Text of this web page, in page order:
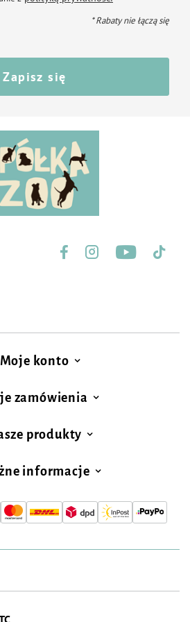
* Rabaty nie łączą się
Zapisz się
Moje konto
zamówienia
produkty
informacje